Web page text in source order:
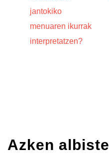
jantokiko
menuaren ikurrak
interpretatzen?
Azken